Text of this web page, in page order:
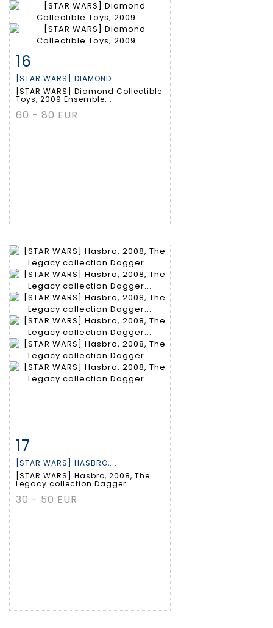
Fiche détaillée
16
[STAR WARS] DIAMOND...
[STAR WARS] Diamond Collectible
Toys, 2009 Ensemble...
60 - 80 EUR
Fiche détaillée
17
[STAR WARS] HASBRO,...
[STAR WARS] Hasbro, 2008, The
Legacy collection Dagger...
30 - 50 EUR